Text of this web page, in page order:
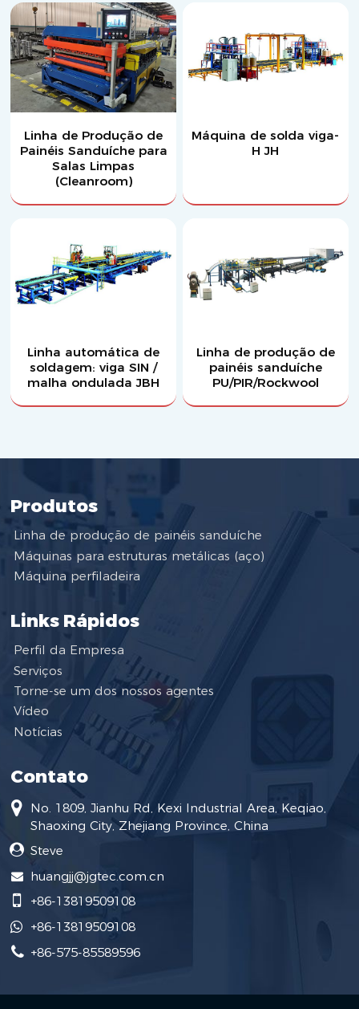
Linha de Produção de
Painéis Sanduíche para
Salas Limpas
(Cleanroom)
Máquina de solda viga-
H JH
Linha automática de
soldagem: viga SIN /
malha ondulada JBH
Linha de produção de
painéis sanduíche
PU/PIR/Rockwool
Produtos
Linha de produção de painéis sanduíche
Máquinas para estruturas metálicas (aço)
Máquina perfiladeira
Links Rápidos
Perfil da Empresa
Serviços
Torne-se um dos nossos agentes
Vídeo
Notícias
Contato
No. 1809, Jianhu Rd, Kexi Industrial Area, Keqiao,
Shaoxing City, Zhejiang Province, China
Steve
huangjj@jgtec.com.cn
+86-13819509108
+86-13819509108
+86-575-85589596